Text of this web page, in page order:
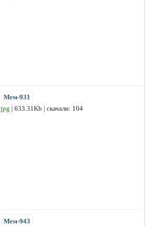
Мем-931
jpg | 633.31Kb | скачали: 104
Мем-943